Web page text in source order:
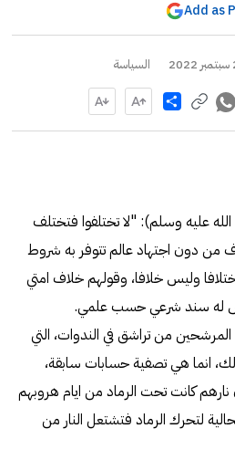
Add as
السياسة
Share
عليه وسلم): "لا تختلفوا فتختلف
من دون اجتهاد عالم تتوفر به شروط
وليس خلافا، وقولهم خلاف امتي
له سند شرعي حسب علمي.
من تراشق في الندوات، التي
انما هي تصفية حسابات سابقة،
كانت تحت الرماد من ايام هروبهم
لتحرك الرماد فتشتعل النار من